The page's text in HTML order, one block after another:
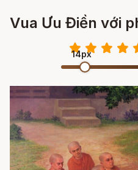
Vua Ưu Điền với
14px